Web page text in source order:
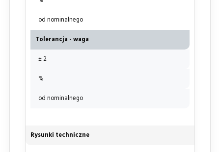
od nominalnego
Tolerancja - waga
± 2
%
od nominalnego
Rysunki techniczne